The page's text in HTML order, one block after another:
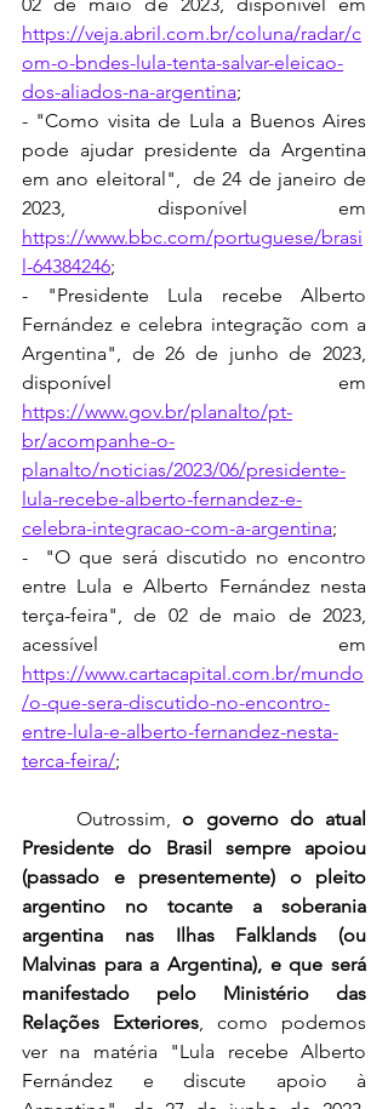
https://veja.abril.com.br/coluna/radar/c
om-o-bndes-lula-tenta-salvar-eleicao-
dos-aliados-na-argentina;
- "Como visita de Lula a Buenos Aires
pode ajudar presidente da Argentina
em ano eleitoral",  de 24 de janeiro de
https://www.bbc.com/portuguese/brasi
l-64384246;
- "Presidente Lula recebe Alberto
Fernández e celebra integração com a
Argentina", de 26 de junho de 2023,
https://www.gov.br/planalto/pt-
br/acompanhe-o-
planalto/noticias/2023/06/presidente-
lula-recebe-alberto-fernandez-e-
celebra-integracao-com-a-argentina;
-  "O que será discutido no encontro
entre Lula e Alberto Fernández nesta
terça-feira", de 02 de maio de 2023,
https://www.cartacapital.com.br/mundo
/o-que-sera-discutido-no-encontro-
entre-lula-e-alberto-fernandez-nesta-
terca-feira/;
	Outrossim,
o governo do atual
Presidente do Brasil sempre apoiou
(passado e presentemente) o pleito
argentino no tocante a soberania
argentina nas Ilhas Falklands (ou
Malvinas para a Argentina), e que será
manifestado pelo Ministério das
Relações Exteriores, como podemos
ver na matéria "Lula recebe Alberto
Fernández e discute apoio à